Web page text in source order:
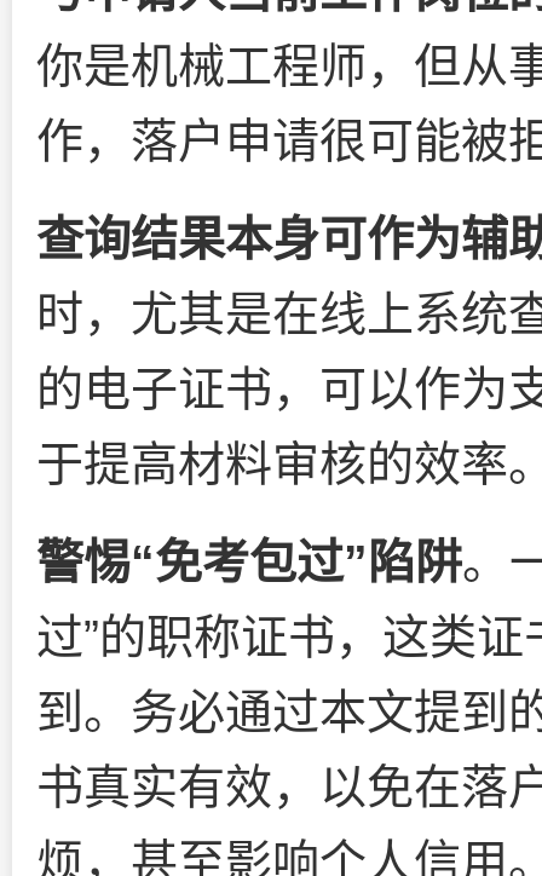
你是机械工程师，但从
作，落户申请很可能被
查询结果本身可作为辅
时，尤其是在线上系统
的电子证书，可以作为
于提高材料审核的效率
警惕“免考包过”陷阱。
过”的职称证书，这类
到。务必通过本文提到
书真实有效，以免在落
烦，甚至影响个人信用